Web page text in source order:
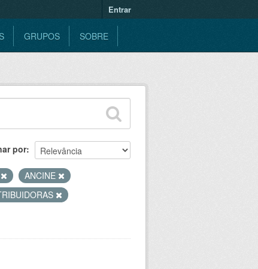
Entrar
GRUPOS SOBRE
por
ANCINE